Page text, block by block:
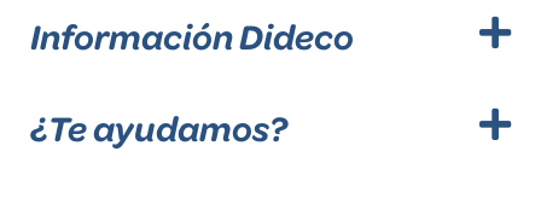
Información Dideco
¿Te ayudamos?